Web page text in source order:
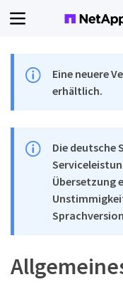
Eine neuere
erhältlich.
Die deutsche
Übersetzung